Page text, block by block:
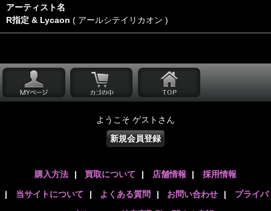
アーティスト名
R指定 & Lycaon ( アールシテイリカオン )
ようこそ ゲストさん
新規会員登録
購入方法 | 買取について | 店舗情報 | 採用情報
| 当サイトについて | よくある質問 | お問い合わせ | プライバ